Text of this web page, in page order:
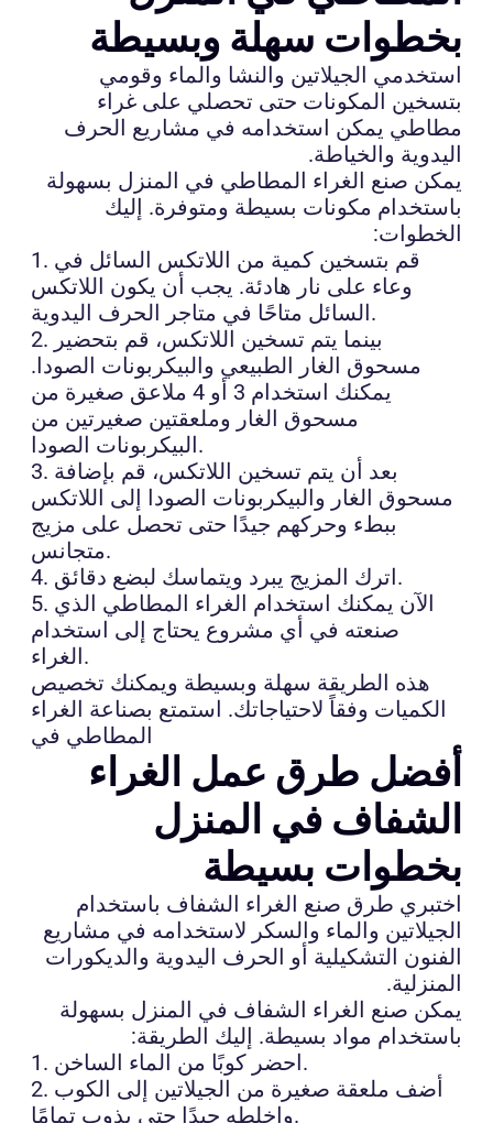
بخطوات سهلة وبسيطة
استخدمي الجيلاتين والنشا والماء وقومي
بتسخين المكونات حتى تحصلي على غراء
مطاطي يمكن استخدامه في مشاريع الحرف
اليدوية والخياطة.
يمكن صنع الغراء المطاطي في المنزل بسهولة
باستخدام مكونات بسيطة ومتوفرة. إليك
الخطوات:
1. قم بتسخين كمية من اللاتكس السائل في
وعاء على نار هادئة. يجب أن يكون اللاتكس
السائل متاحًا في متاجر الحرف اليدوية.
2. بينما يتم تسخين اللاتكس، قم بتحضير
مسحوق الغار الطبيعي والبيكربونات الصودا.
يمكنك استخدام 3 أو 4 ملاعق صغيرة من
مسحوق الغار وملعقتين صغيرتين من
البيكربونات الصودا.
3. بعد أن يتم تسخين اللاتكس، قم بإضافة
مسحوق الغار والبيكربونات الصودا إلى اللاتكس
ببطء وحركهم جيدًا حتى تحصل على مزيج
متجانس.
4. اترك المزيج يبرد ويتماسك لبضع دقائق.
5. الآن يمكنك استخدام الغراء المطاطي الذي
صنعته في أي مشروع يحتاج إلى استخدام
الغراء.
هذه الطريقة سهلة وبسيطة ويمكنك تخصيص
الكميات وفقاً لاحتياجاتك. استمتع بصناعة الغراء
المطاطي في
أفضل طرق عمل الغراء
الشفاف في المنزل
بخطوات بسيطة
اختبري طرق صنع الغراء الشفاف باستخدام
الجيلاتين والماء والسكر لاستخدامه في مشاريع
الفنون التشكيلية أو الحرف اليدوية والديكورات
المنزلية.
يمكن صنع الغراء الشفاف في المنزل بسهولة
باستخدام مواد بسيطة. إليك الطريقة:
1. احضر كوبًا من الماء الساخن.
2. أضف ملعقة صغيرة من الجيلاتين إلى الكوب
واخلطه جيدًا حتى يذوب تمامًا.